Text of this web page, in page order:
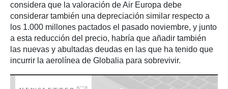
considera que la valoración de Air Europa debe
considerar también una depreciación similar respecto a
los 1.000 millones pactados el pasado noviembre, y junto
a esta reducción del precio, habría que añadir también
las nuevas y abultadas deudas en las que ha tenido que
incurrir la aerolínea de Globalia para sobrevivir.